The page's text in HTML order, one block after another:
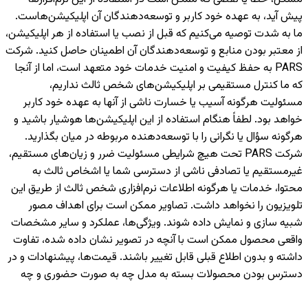
پیش آید، به عهده خود کاربر و توسعه‌دهندگان آن اپلیکیشن‌هاست.
ما به شدت توصیه می‌کنیم که قبل از نصب یا استفاده از هر اپلیکیشن،
از معتبر بودن منابع و توسعه‌دهندگان آن اطمینان حاصل کنید. شرکت
PARS به حفظ کیفیت و امنیت خدمات خود متعهد است، اما از آنجا
که ما کنترل مستقیمی بر اپلیکیشن‌های شخص ثالث نداریم،
مسئولیت هرگونه آسیب یا خسارت ناشی از آنها به عهده خود کاربر
خواهد بود. لطفاً هنگام استفاده از این اپلیکیشن‌ها هوشیار باشید و
هرگونه سؤال یا نگرانی را با توسعه‌دهنده مربوطه در میان بگذارید.
شرکت PARS تحت هیچ شرایطی مسئولیت ضرر و زیان‌های مستقیم،
غیرمستقیم یا تصادفی ناشی از دسترسی شما یا اشخاص ثالث به
محتوا، خدمات یا هرگونه اطلاعات نرم‌افزاری شخص ثالث از طریق این
تلویزیون را نخواهد داشت. تصاویر ممکن است برای اهداف مصور
شبیه سازی و نمایش داده شوند. ویژگی‌ها، عملکرد و سایر مشخصات
واقعی محصول ممکن است با آنچه در تصویر نشان داده شده، تفاوت
داشته و بدون اطلاع قبلی قابل تغییر باشند. قیمت‌ها، پیشنهادات و در
دسترس بودن محصولات بسته به مدل چه به صورت حضوری و چه